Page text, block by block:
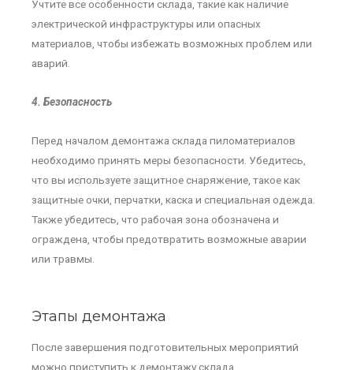
Учтите все особенности склада, такие как наличие
электрической инфраструктуры или опасных
материалов, чтобы избежать возможных проблем или
аварий.
4. Безопасность
Перед началом демонтажа склада пиломатериалов
необходимо принять меры безопасности. Убедитесь,
что вы используете защитное снаряжение, такое как
защитные очки, перчатки, каска и специальная одежда.
Также убедитесь, что рабочая зона обозначена и
ограждена, чтобы предотвратить возможные аварии
или травмы.
Этапы демонтажа
После завершения подготовительных мероприятий
можно приступить к демонтажу склада